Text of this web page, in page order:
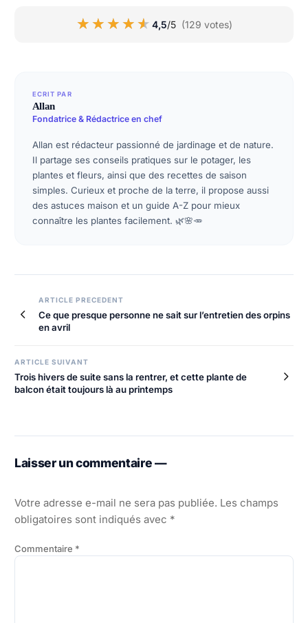
★★★★★
★★★★★ 4,5/5 (129 votes)
ECRIT PAR
Allan
Fondatrice & Rédactrice en chef
Allan est rédacteur passionné de jardinage et de nature.
Il partage ses conseils pratiques sur le potager, les
plantes et fleurs, ainsi que des recettes de saison
simples. Curieux et proche de la terre, il propose aussi
des astuces maison et un guide A-Z pour mieux
connaître les plantes facilement. 🌿🌸🥕
Navigation
de
ARTICLE PRECEDENT
Ce que presque personne ne sait sur l’entretien des orpins
en avril
ARTICLE SUIVANT
Trois hivers de suite sans la rentrer, et cette plante de
balcon était toujours là au printemps
Laisser un commentaire —
Votre adresse e-mail ne sera pas publiée. Les champs
obligatoires sont indiqués avec *
Commentaire *